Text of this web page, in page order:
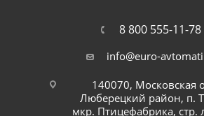
8 800 555-11-78
info@euro-
140070, Московская
Люберецкий район, п.
мкр. Птицефабрика, стр.